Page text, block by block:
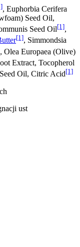
, Euphorbia Cerifera
Seed Oil,
Seed Oil[1],
[1], Simmondsia
Olea Europaea (Olive)
Extract, Tocopherol
Oil, Citric Acid[1]
ust